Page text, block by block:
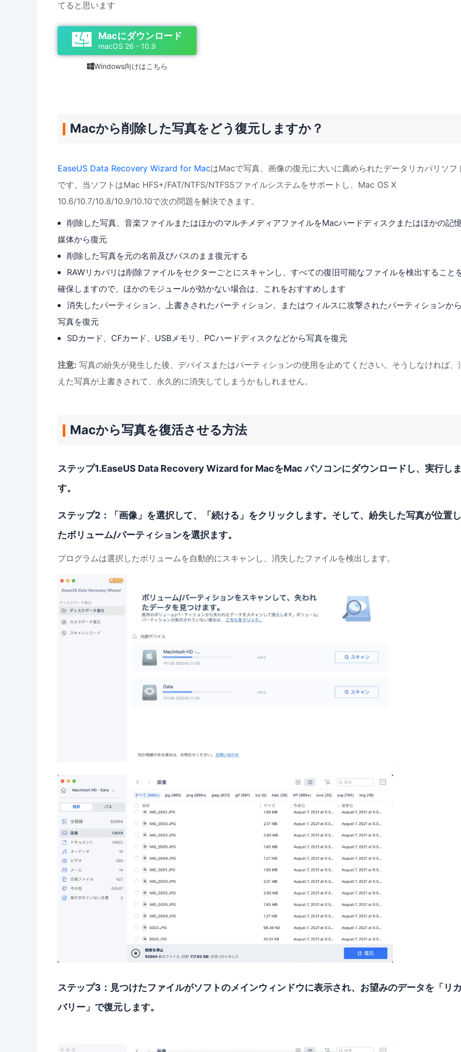
てると思います
Macにダウンロード
macOS 26 - 10.9
Windows向けはこちら
Macから削除した写真をどう復元しますか？
EaseUS Data Recovery Wizard for MacはMacで写真、画像の復元に大いに薦められたデータリカバリソフ
です。当ソフトはMac HFS+/FAT/NTFS/NTFS5ファイルシステムをサポートし、Mac OS X
10.6/10.7/10.8/10.9/10.10で次の問題を解決できます。
削除した写真、音楽ファイルまたはほかのマルチメディアファイルをMacハードディスクまたはほかの記
媒体から復元
削除した写真を元の名前及びパスのまま復元する
RAWリカバリは削除ファイルをセクターごとにスキャンし、すべての復旧可能なファイルを検出すること
確保しますので、ほかのモジュールが効かない場合は、これをおすすめします
消失したパーティション、上書きされたパーティション、またはウィルスに攻撃されたパーティションか
写真を復元
SDカード、CFカード、USBメモリ、PCハードディスクなどから写真を復元
注意: 写真の紛失が発生した後、デバイスまたはパーティションの使用を止めてください。そうしなければ、
えた写真が上書きされて、永久的に消失してしまうかもしれません。
Macから写真を復活させる方法
ステップ1.EaseUS Data Recovery Wizard for MacをMac パソコンにダウンロードし、実行し
す。
ステップ2：「画像」を選択して、「続ける」をクリックします。そして、紛失した写真が位置し
たボリューム/パーティションを選択ます。
プログラムは選択したボリュームを自動的にスキャンし、消失したファイルを検出します。
ステップ3：見つけたファイルがソフトのメインウィンドウに表示され、お望みのデータを「リ
バリー」で復元します。